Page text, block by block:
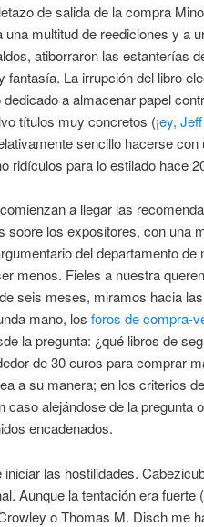
de salida de la compra
multitud de reediciones y a
atiborraron las estanterías
La irrupción del libro
a almacenar papel
títulos muy concretos (¡ey,
sencillo hacerse con
ridículos para lo estilado hace
a llegar las
sobre los expositores, con una
del departamento de
menos. Fieles a nuestra
seis meses, miramos hacia
mano, los foros de compra-
la pregunta: ¿qué libros de
de 30 euros para comprar
a su manera; en los criterios
caso alejándose de la pregunta
encadenados.
iniciar las hostilidades.
Aunque la tentación era fuerte
o Thomas M. Disch me